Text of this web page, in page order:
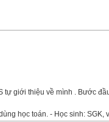
tự giới thiệu về mình . Bước
học toán. - Học sinh: SGK,